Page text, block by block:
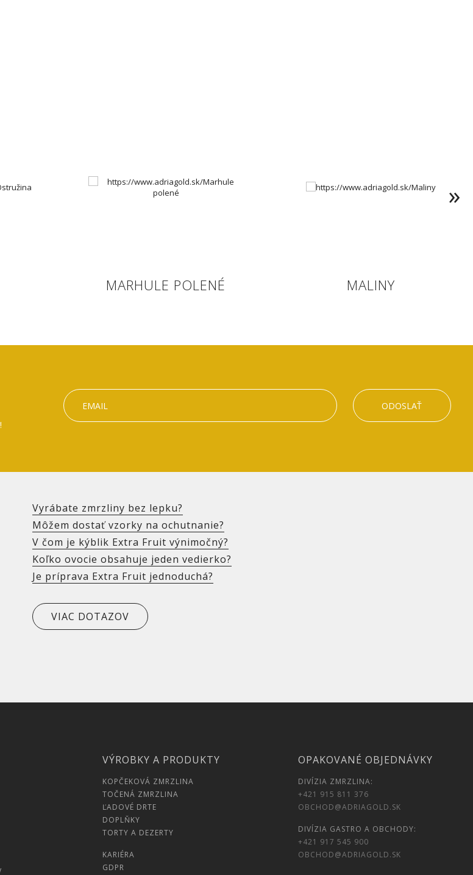
MARHULE POLENÉ MALINY
ODOSLAŤ
Vyrábate zmrzliny bez lepku?
Môžem dostať vzorky na ochutnanie?
V čom je kýblik Extra Fruit výnimočný?
Koľko ovocie obsahuje jeden vedierko?
Je príprava Extra Fruit jednoduchá?
VIAC DOTAZOV
VÝROBKY A PRODUKTY
KOPČEKOVÁ ZMRZLINA
TOČENÁ ZMRZLINA
ĽADOVÉ DRTE
DOPLŇKY
TORTY A DEZERTY
KARIÉRA
GDPR
OPAKOVANÉ OBJEDNÁVKY
DIVÍZIA ZMRZLINA:
+421 915 811 376
OBCHOD@ADRIAGOLD.SK
DIVÍZIA GASTRO A OBCHODY:
+421 917 545 900
OBCHOD@ADRIAGOLD.SK